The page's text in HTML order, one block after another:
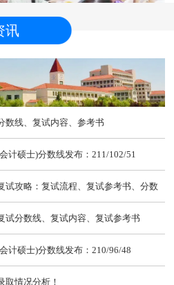
讯
数线、复试内容、参考书
计硕士)分数线发布：211/102/51
试攻略：复试流程、复试参考书、分数
试分数线、复试内容、复试参考书
计硕士)分数线发布：210/96/48
取情况分析！